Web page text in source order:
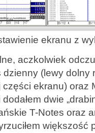
ekranu z
aczkolwiek
dzienny (lewy dolny
ekranu) oraz
dwie
T-Notes oraz
większość